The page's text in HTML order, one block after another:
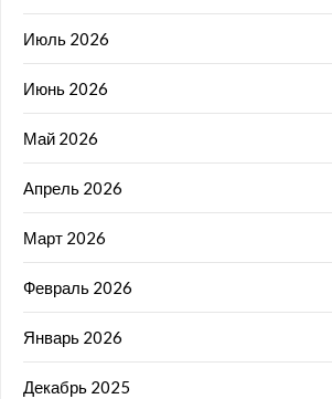
Июль 2026
Июнь 2026
Май 2026
Апрель 2026
Март 2026
Февраль 2026
Январь 2026
Декабрь 2025